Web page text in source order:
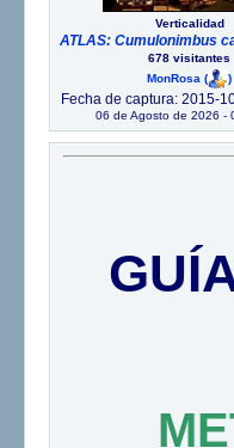
Verticalidad
ATLAS: Cumulonimbus
678 visitantes
MonRosa ( )
Fecha de captura: 2015-
06 de Agosto de 2026 -